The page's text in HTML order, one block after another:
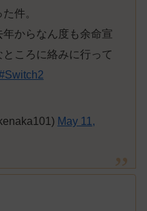
件。
からなん度も余命宣
ころに絡みに行って
May 11,